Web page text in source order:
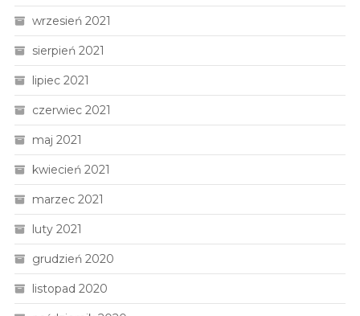
wrzesień 2021
sierpień 2021
lipiec 2021
czerwiec 2021
maj 2021
kwiecień 2021
marzec 2021
luty 2021
grudzień 2020
listopad 2020